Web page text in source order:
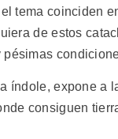
tema coinciden
de estos
índole, expone
consiguen